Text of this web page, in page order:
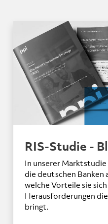
RIS-Studie -
In unserer Marktstudie
die deutschen Banken
welche Vorteile sie
Herausforderungen
bringt.